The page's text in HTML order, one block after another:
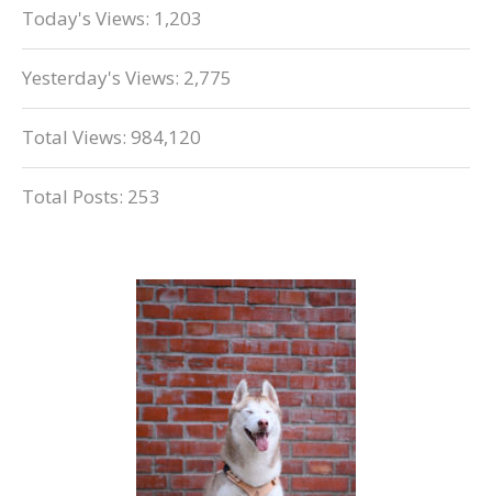
Today's Views: 1,203
Yesterday's Views: 2,775
Total Views: 984,120
Total Posts: 253